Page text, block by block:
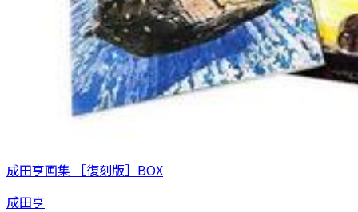
成田亨画集 ［復刻版］BOX
成田亨